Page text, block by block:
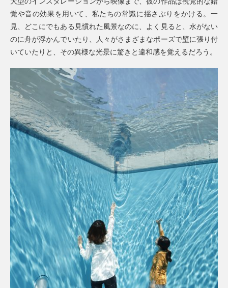
覚や音の効果を用いて、私たちの常識に揺さぶりをかける。一
見、どこにでもある見慣れた風景なのに、よく見ると、水がない
のに舟が浮かんでいたり、人々がさまざまなポーズで壁に張り付
いていたりと、その異様な光景に驚きと違和感を覚えるだろう。